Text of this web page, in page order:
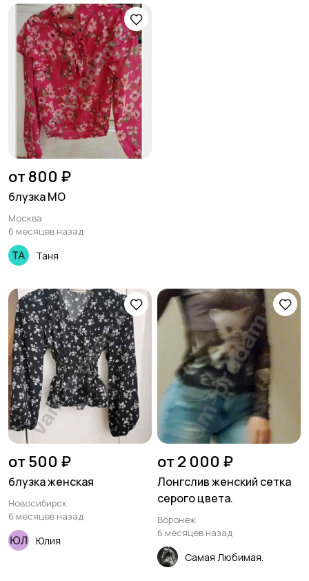
от 800 ₽
блузка MO
Москва
6 месяцев назад
Таня
от 500 ₽
блузка женская
Новосибирск
6 месяцев назад
Юлия
от 2 000 ₽
Лонгслив женский сетка
серого цвета.
Воронеж
6 месяцев назад
Самая Любимая.